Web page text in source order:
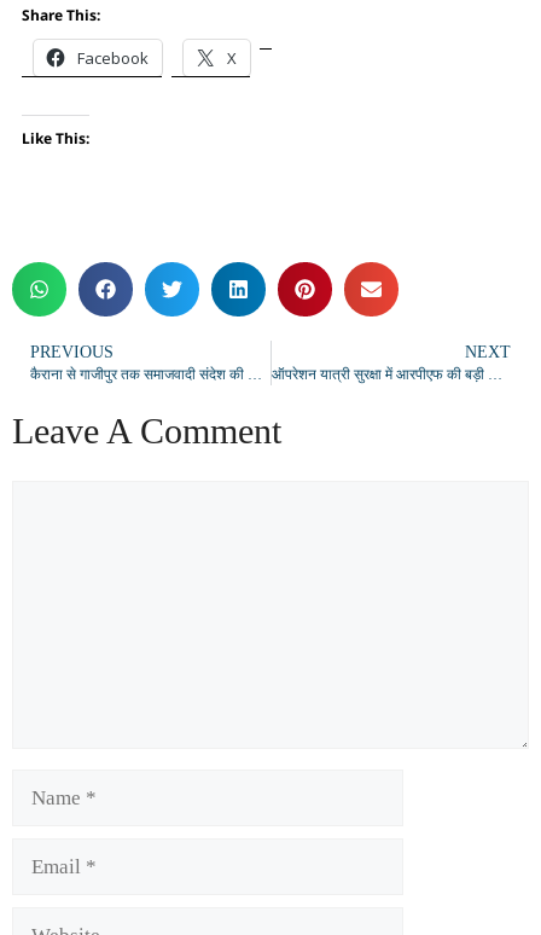
Share This:
Facebook X
Like This:
PREVIOUS
कैराना से गाजीपुर तक समाजवादी संदेश की तैयारी
NEXT
ऑपरेशन यात्री सुरक्षा में आरपीएफ की बड़ी सफलता, मई तक 80 चोर गिरफ्तार
Leave A Comment